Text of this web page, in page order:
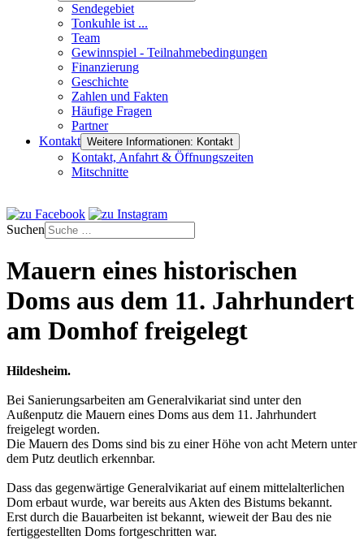
Sendegebiet
Tonkuhle ist ...
Team
Gewinnspiel - Teilnahmebedingungen
Finanzierung
Geschichte
Zahlen und Fakten
Häufige Fragen
Partner
Kontakt Weitere Informationen: Kontakt
Kontakt, Anfahrt & Öffnungszeiten
Mitschnitte
Suchen
Mauern eines historischen
Doms aus dem 11. Jahrhundert
am Domhof freigelegt
Hildesheim.
Bei Sanierungsarbeiten am Generalvikariat sind unter den
Außenputz die Mauern eines Doms aus dem 11. Jahrhundert
freigelegt worden.
Die Mauern des Doms sind bis zu einer Höhe von acht Metern unter
dem Putz deutlich erkennbar.
Dass das gegenwärtige Generalvikariat auf einem mittelalterlichen
Dom erbaut wurde, war bereits aus Akten des Bistums bekannt.
Erst durch die Bauarbeiten ist bekannt, wieweit der Bau des nie
fertiggestellten Doms fortgeschritten war.